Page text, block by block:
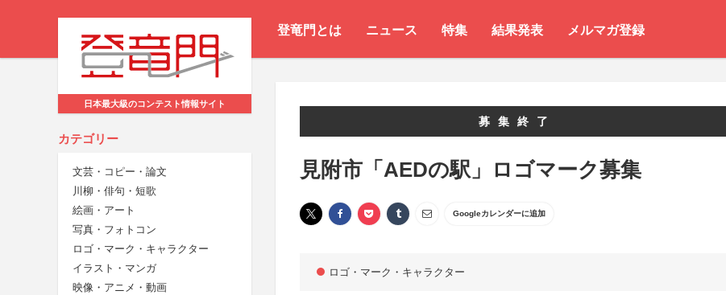
登竜門とは ニュース 特集 結果発表 メルマガ登録
日本最大級のコンテスト情報サイト
カテゴリー
文芸・コピー・論文
川柳・俳句・短歌
絵画・アート
写真・フォトコン
ロゴ・マーク・キャラクター
イラスト・マンガ
映像・アニメ・動画
募集終了
見附市「AEDの駅」ロゴマーク募集
Googleカレンダーに追加
ロゴ・マーク・キャラクター